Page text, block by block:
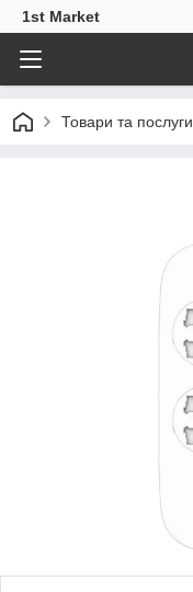
1st Market
Товари та послуги